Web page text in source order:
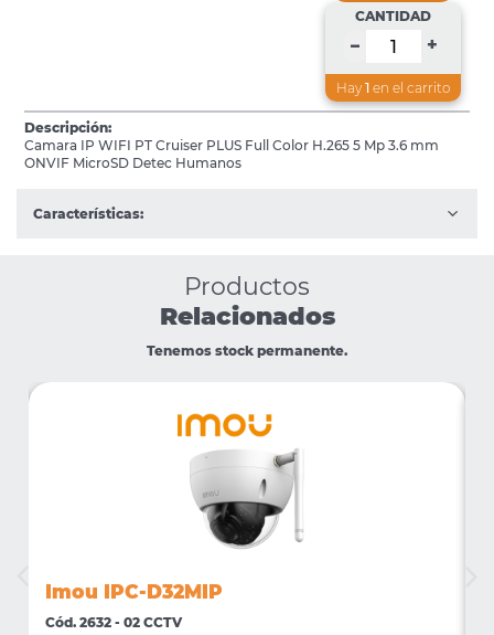
CANTIDAD
– +
Hay 1 en el carrito
Descripción:
Camara IP WIFI PT Cruiser PLUS Full Color H.265 5 Mp 3.6 mm
ONVIF MicroSD Detec Humanos
Características:
Productos
Relacionados
Tenemos stock permanente.
Imou IPC-D32MIP
Cód. 2632 - 02 CCTV